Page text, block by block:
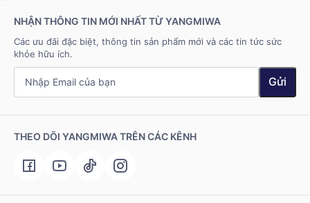
NHẬN THÔNG TIN MỚI NHẤT TỪ YANGMIWA
Các ưu đãi đặc biệt, thông tin sản phẩm mới và các tin tức sức
khỏe hữu ích.
Gửi
THEO DÕI YANGMIWA TRÊN CÁC KÊNH